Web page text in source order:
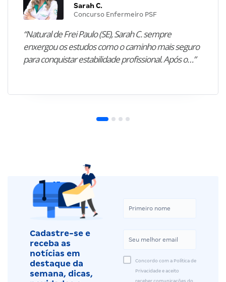
Sarah C.
Concurso Enfermeiro PSF
“Natural de Frei Paulo (SE), Sarah C. sempre
enxergou os estudos como o caminho mais seguro
para conquistar estabilidade profissional. Após o…”
Cadastre-se e
receba as
notícias em
destaque da
semana, dicas,
Concordo com a Política de
Privacidade e aceito